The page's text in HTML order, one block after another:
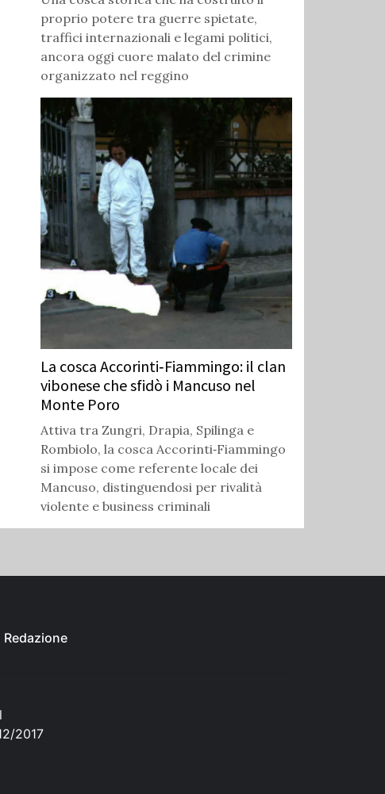
proprio potere tra guerre spietate,
traffici internazionali e legami politici,
ancora oggi cuore malato del crimine
organizzato nel reggino
La cosca Accorinti‑Fiammingo: il clan
vibonese che sfidò i Mancuso nel
Monte Poro
Attiva tra Zungri, Drapia, Spilinga e
Rombiolo, la cosca Accorinti‑Fiammingo
si impose come referente locale dei
Mancuso, distinguendosi per rivalità
violente e business criminali
Redazione
2017